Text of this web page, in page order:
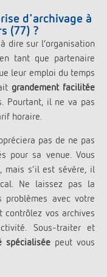
d'archivage à
(77) ?
dire sur l’organisation
tant que partenaire
leur emploi du temps
grandement facilitée
Pourtant, il ne va pas
horaire.
pas de ne pas
pour sa venue. Vous
mais s’il est sévère, il
Ne laissez pas la
avec votre
contrôlez vos archives
Sous-traiter et
spécialiséepeut vous